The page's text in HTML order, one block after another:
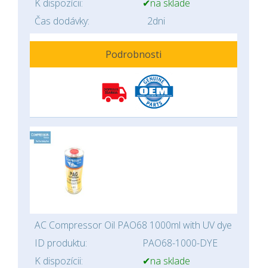
K dispozícii:
✔na sklade
Čas dodávky:
2dni
Podrobnosti
AC Compressor Oil PAO68 1000ml with UV dye
ID produktu:
PAO68-1000-DYE
K dispozícii:
✔na sklade